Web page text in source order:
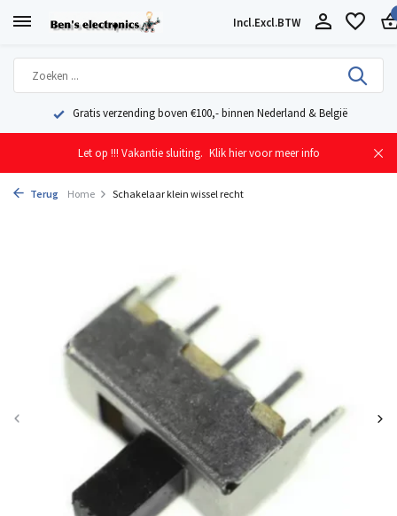
Incl.Excl.BTW
Geleverd uit eigen voorraad vanuit ons magazijn in
Let op !!! Vakantie sluiting. Klik hier voor meer info
Terug Home Schakelaar klein wissel recht